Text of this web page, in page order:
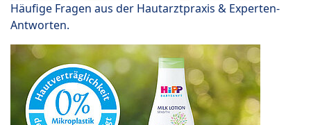
Häufige Fragen aus der Hautarztpraxis & Experten-
Antworten.